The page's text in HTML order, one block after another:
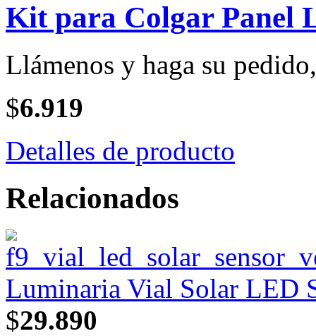
Kit para Colgar Panel
Llámenos y haga su
$6.919
Detalles de producto
Relacionados
Luminaria Vial Solar LED
$29.890